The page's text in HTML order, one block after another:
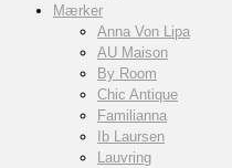
Mærker
Anna Von Lipa
AU Maison
By Room
Chic Antique
Familianna
Ib Laursen
Lauvring